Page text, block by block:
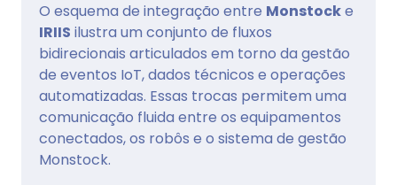
O esquema de integração entre Monstocke
IRIIS ilustra um conjunto de fluxos
bidirecionais articulados em torno da gestão
de eventos IoT, dados técnicos e operações
automatizadas. Essas trocas permitem uma
comunicação fluida entre os equipamentos
conectados, os robôs e o sistema de gestão
Monstock.